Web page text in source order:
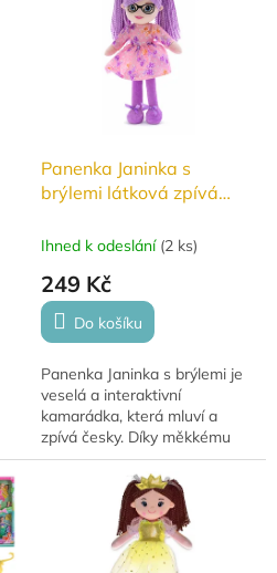
Panenka Janinka s
brýlemi látková zpívá
Ihned k odeslání (2 ks)
249 Kč
Do košíku
Panenka Janinka s brýlemi je
veselá a interaktivní
kamarádka, která mluví a
zpívá česky. Díky měkkému
látkovému tělíčku, stylovým
brýlím a roztomilým šatičkám
je ideální na...